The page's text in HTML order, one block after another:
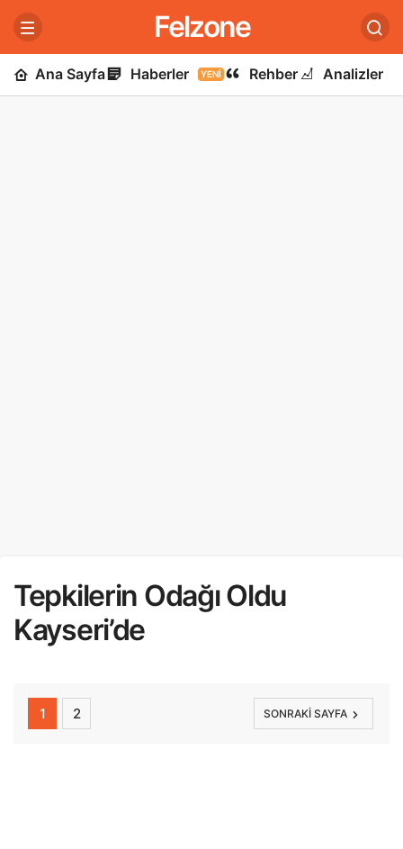
Felzone
Ana Sayfa Haberler YENI Rehber Analizler
Tepkilerin Odağı Oldu
Kayseri’de
1 2 SONRAKI SAYFA